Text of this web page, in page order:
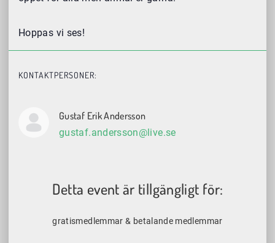
Hoppas vi ses!
KONTAKTPERSONER:
Gustaf Erik Andersson
gustaf.andersson@live.se
Detta event är tillgängligt för:
gratismedlemmar & betalande medlemmar